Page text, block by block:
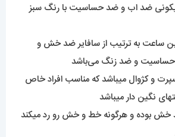
ضد اب و ضد حساسیت با رنگ سبز
ساعت به ترتیب از سافایر ضد خش و
و ضد زنگ می‌باشد
و کژوال میباشد که مناسب افراد خاص
نگین دار میباشد
بوده و هرگونه خط و خش رو رد میکند